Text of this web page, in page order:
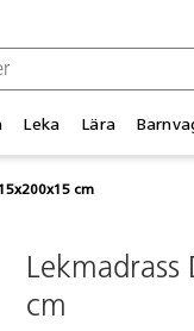
Leka Lära
cm
cm